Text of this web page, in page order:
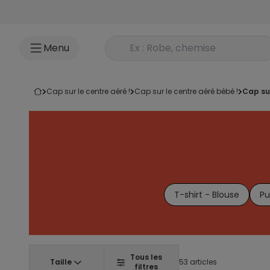
Menu Rechercher un produit
cap sur le centre aéré ! cap sur le centre aéré bébé ! cap
T-shirt - Blouse
Taille
Tous les
filtres
53 articles